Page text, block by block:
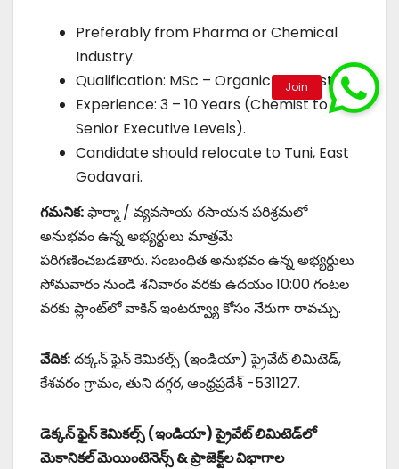
Preferably from Pharma or Chemical
Industry.
Qualification: MSc – Organic Chemistry.
Experience: 3 – 10 Years (Chemist to
Senior Executive Levels).
Candidate should relocate to Tuni, East
Godavari.
గమనిక:ఫార్మా / వ్యవసాయ రసాయన పరిశ్రమలో
అనుభవం ఉన్న అభ్యర్థులు మాత్రమే
పరిగణించబడతారు. సంబంధిత అనుభవం ఉన్న అభ్యర్థులు
సోమవారం నుండి శనివారం వరకు ఉదయం 10:00 గంటల
వరకు ప్లాంట్‌లో వాకిన్ ఇంటర్వ్యూ కోసం నేరుగా రావచ్చు.
వేదిక:దక్కన్ ఫైన్ కెమికల్స్ (ఇండియా) ప్రైవేట్ లిమిటెడ్,
కేశవరం గ్రామం, తుని దగ్గర, ఆంధ్రప్రదేశ్ -531127.
డెక్కన్ ఫైన్ కెమికల్స్ (ఇండియా) ప్రైవేట్ లిమిటెడ్‌లో
మెకానికల్ మెయింటెనెన్స్ & ప్రాజెక్ట్‌ల విభాగాల